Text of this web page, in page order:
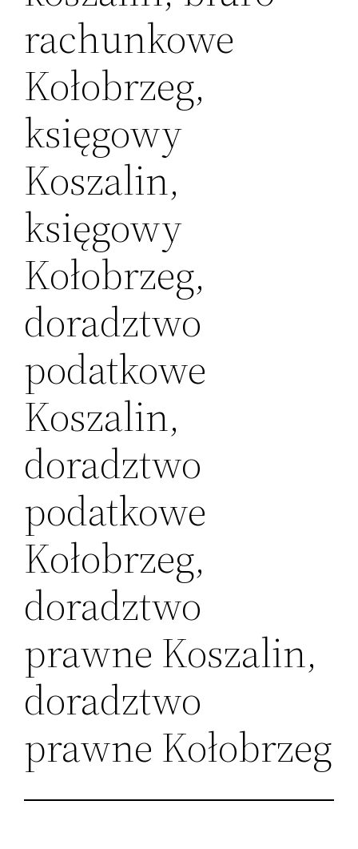
rachunkowe
Kołobrzeg,
księgowy
Koszalin,
księgowy
Kołobrzeg,
doradztwo
podatkowe
Koszalin,
doradztwo
podatkowe
Kołobrzeg,
doradztwo
prawne Koszalin,
doradztwo
prawne Kołobrzeg